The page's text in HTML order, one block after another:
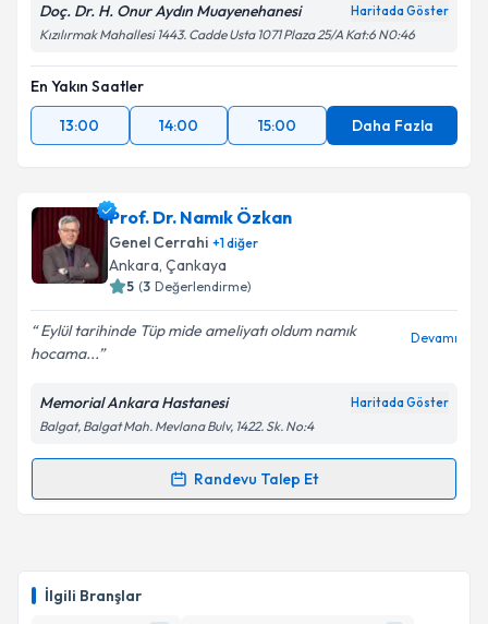
İlgili Branşlar
Doç. Dr. H. Onur Aydın Muayenehanesi Haritada Göster
Kızılırmak Mahallesi 1443. Cadde Usta 1071 Plaza 25/A Kat:6 N0:46
En Yakın Saatler
13:00
14:00 15:00 Daha Fazla
Prof. Dr. Namık Özkan
Genel Cerrahi +1diğer
Ankara, Çankaya
5 (3 Değerlendirme)
Eylül tarihinde Tüp mide ameliyatı oldum namık
hocama...
Devamı
Memorial Ankara Hastanesi Haritada Göster
Balgat, Balgat Mah. Mevlana Bulv, 1422. Sk. No:4
Randevu Talep Et
Randevu Takvimi Talebi
takvim hazırlandığında e-posta ile bilgilendireceğiz.